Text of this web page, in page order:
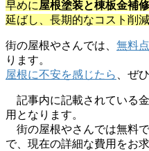
早めに屋根塗装と棟板金補修
延ばし、長期的なコスト削
街の屋根やさんでは、 無料
ります。
屋根に不安を感じたら
、ぜ
記事内に記載されている
用となります。
街の屋根やさんでは無料
で、現在の詳細な費用をお